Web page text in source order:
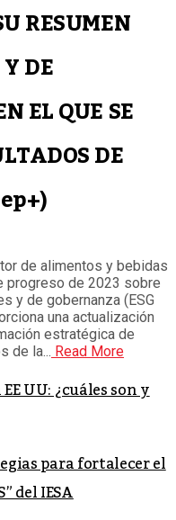
RESUMEN
DE
EL QUE SE
DE
de alimentos y bebidas
progreso de 2023 sobre
y de gobernanza (ESG
una actualización
estratégica de
de la... Read More
UU: ¿cuáles son y
para fortalecer el
del IESA